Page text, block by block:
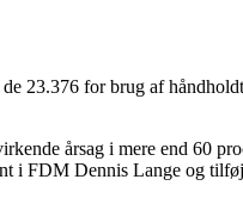
23.376 for brug af
årsag i mere end 60
i FDM Dennis Lange og